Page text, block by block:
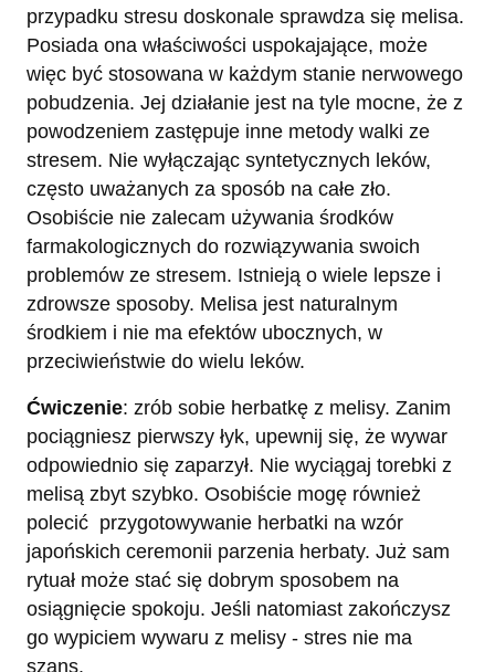
przypadku stresu doskonale sprawdza się melisa.
Posiada ona właściwości uspokajające, może
więc być stosowana w każdym stanie nerwowego
pobudzenia. Jej działanie jest na tyle mocne, że z
powodzeniem zastępuje inne metody walki ze
stresem. Nie wyłączając syntetycznych leków,
często uważanych za sposób na całe zło.
Osobiście nie zalecam używania środków
farmakologicznych do rozwiązywania swoich
problemów ze stresem. Istnieją o wiele lepsze i
zdrowsze sposoby. Melisa jest naturalnym
środkiem i nie ma efektów ubocznych, w
przeciwieństwie do wielu leków.
Ćwiczenie: zrób sobie herbatkę z melisy. Zanim
pociągniesz pierwszy łyk, upewnij się, że wywar
odpowiednio się zaparzył. Nie wyciągaj torebki z
melisą zbyt szybko. Osobiście mogę również
polecić przygotowywanie herbatki na wzór
japońskich ceremonii parzenia herbaty. Już sam
rytuał może stać się dobrym sposobem na
osiągnięcie spokoju. Jeśli natomiast zakończysz
go wypiciem wywaru z melisy - stres nie ma
szans.